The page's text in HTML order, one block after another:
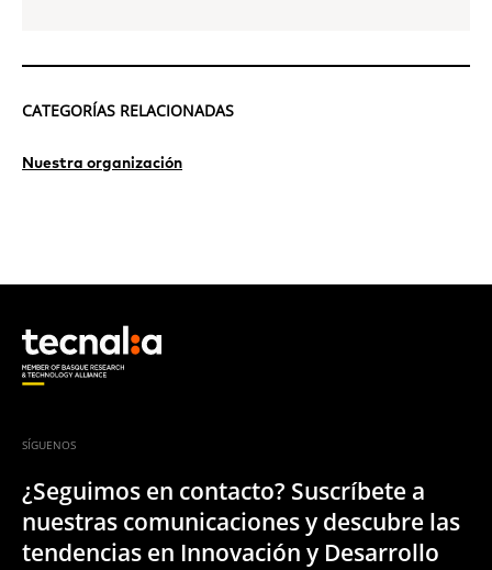
CATEGORÍAS RELACIONADAS
Nuestra organización
SÍGUENOS
¿Seguimos en contacto? Suscríbete a
nuestras comunicaciones y descubre las
tendencias en Innovación y Desarrollo